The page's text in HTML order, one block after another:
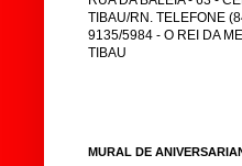
TIBAU/RN. TELEFONE
9135/5984 - O REI DA
TIBAU
MURAL DE